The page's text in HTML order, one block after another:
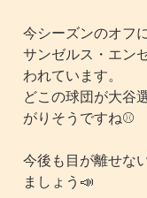
今シーズンのオフ
サンゼルス・エン
われています。
どこの球団が大谷
がりそうですね⚾️
今後も目が離せな
ましょう📣